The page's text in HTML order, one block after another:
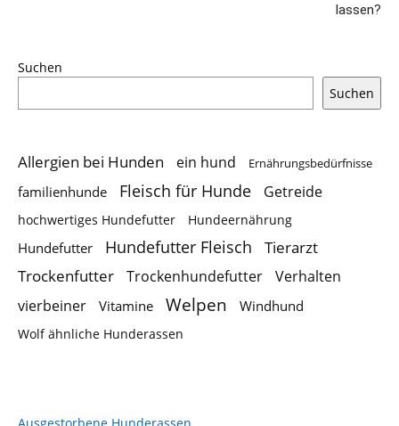
lassen?
Suchen
Suchen
Allergien bei Hunden ein hund Ernährungsbedürfnisse
familienhunde Fleisch für Hunde Getreide
hochwertiges Hundefutter Hundeernährung
Hundefutter Hundefutter Fleisch
Tierarzt
Trockenfutter
Trockenhundefutter
Verhalten
vierbeiner
Vitamine Welpen Windhund
Wolf ähnliche Hunderassen